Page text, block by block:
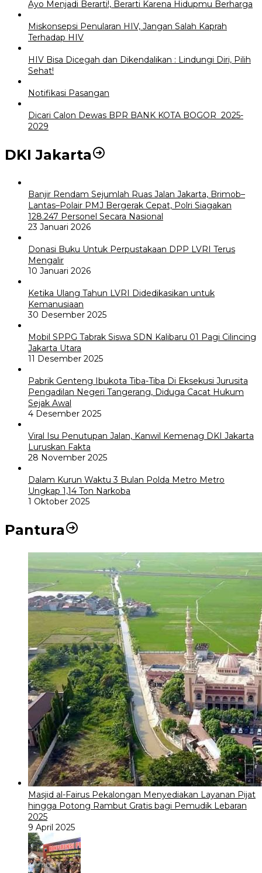
Ayo Menjadi Berarti!, Berarti Karena Hidupmu Berharga
Miskonsepsi Penularan HIV, Jangan Salah Kaprah
Terhadap HIV
HIV Bisa Dicegah dan Dikendalikan : Lindungi Diri, Pilih
Sehat!
Notifikasi Pasangan
Dicari Calon Dewas BPR BANK KOTA BOGOR 2025-
2029
DKI Jakarta
Banjir Rendam Sejumlah Ruas Jalan Jakarta, Brimob–
Lantas–Polair PMJ Bergerak Cepat, Polri Siagakan
128.247 Personel Secara Nasional
23 Januari 2026
Donasi Buku Untuk Perpustakaan DPP LVRI Terus
Mengalir
10 Januari 2026
Ketika Ulang Tahun LVRI Didedikasikan untuk
Kemanusiaan
30 Desember 2025
Mobil SPPG Tabrak Siswa SDN Kalibaru 01 Pagi Cilincing
Jakarta Utara
11 Desember 2025
Pabrik Genteng Ibukota Tiba-Tiba Di Eksekusi Jurusita
Pengadilan Negeri Tangerang, Diduga Cacat Hukum
Sejak Awal
4 Desember 2025
Viral Isu Penutupan Jalan, Kanwil Kemenag DKI Jakarta
Luruskan Fakta
28 November 2025
Dalam Kurun Waktu 3 Bulan Polda Metro Metro
Ungkap 1,14 Ton Narkoba
1 Oktober 2025
Pantura
Masjid al-Fairus Pekalongan Menyediakan Layanan Pijat
hingga Potong Rambut Gratis bagi Pemudik Lebaran
2025
9 April 2025